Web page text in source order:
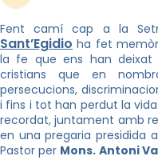
Fent camí cap a la
Sant’Egidio ha fet
la fe que ens han deixat
cristians que en
persecucions,
i fins i tot han perdut la
recordat, juntament amb
en una pregaria presidida
Pastor per Mons. Antoni